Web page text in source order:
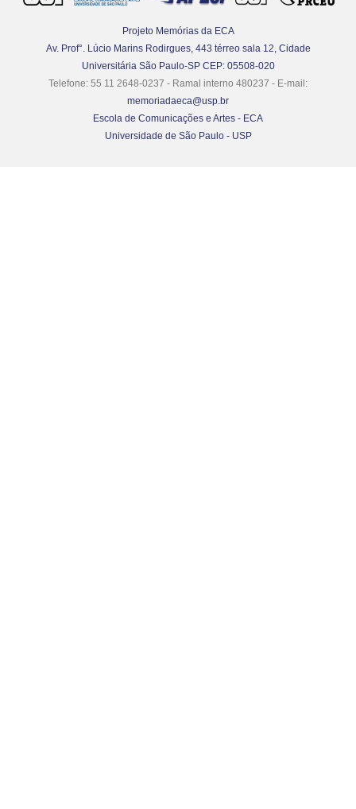
Projeto Memórias da ECA
Av. Prof°. Lúcio Marins Rodirgues, 443 térreo sala 12, Cidade
Universitária São Paulo-SP CEP: 05508-020
Telefone: 55 11 2648-0237 - Ramal interno 480237 - E-mail:
memoriadaeca@usp.br
Escola de Comunicações e Artes - ECA
Universidade de São Paulo - USP